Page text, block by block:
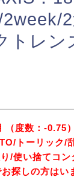
トレン
（度数：-0.75）
トーリック/
/使い捨てコン
探しの方はい